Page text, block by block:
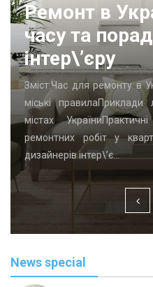
Ремонт в
часу та
інтер\’єру
Зміст:Час для ремонту в
міські
містах
ремонтних робіт у
дизайнерів інтер\’є…
News special